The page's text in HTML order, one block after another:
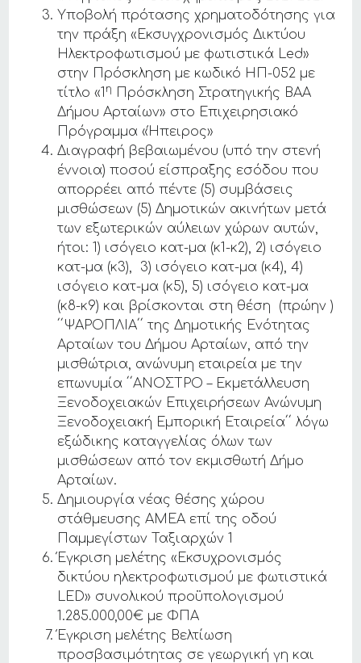
Υποβολή πρότασης χρηματοδότησης για
την πράξη «Εκσυγχρονισμός Δικτύου
Ηλεκτροφωτισμού με φωτιστικά Led»
στην Πρόσκληση με κωδικό ΗΠ-052 με
τίτλο «1 η Πρόσκληση Στρατηγικής ΒΑΑ
Δήμου Αρταίων» στο Επιχειρησιακό
Πρόγραμμα «Ήπειρος»
Διαγραφή βεβαιωμένου (υπό την στενή
έννοια) ποσού είσπραξης εσόδου που
απορρέει από πέντε (5) συμβάσεις
μισθώσεων (5) Δημοτικών ακινήτων μετά
των εξωτερικών αύλειων χώρων αυτών,
ήτοι: 1) ισόγειο κατ-μα (κ1-κ2), 2) ισόγειο
κατ-μα (κ3), 3) ισόγειο κατ-μα (κ4), 4)
ισόγειο κατ-μα (κ5), 5) ισόγειο κατ-μα
(κ8-κ9) και βρίσκονται στη θέση (πρώην )
΄΄ΨΑΡΟΠΛΙΑ΄΄ της Δημοτικής Ενότητας
Αρταίων του Δήμου Αρταίων, από την
μισθώτρια, ανώνυμη εταιρεία με την
επωνυμία ΄΄ΑΝΟΣΤΡΟ – Εκμετάλλευση
Ξενοδοχειακών Επιχειρήσεων Ανώνυμη
Ξενοδοχειακή Εμπορική Εταιρεία΄΄ λόγω
εξώδικης καταγγελίας όλων των
μισθώσεων από τον εκμισθωτή Δήμο
Αρταίων.
Δημιουργία νέας θέσης χώρου
στάθμευσης ΑΜΕΑ επί της οδού
Παμμεγίστων Ταξιαρχών 1
Έγκριση μελέτης «Εκσυχρονισμός
δικτύου ηλεκτροφωτισμού με φωτιστικά
LED» συνολικού προϋπολογισμού
1.285.000,00€ με ΦΠΑ
Έγκριση μελέτης Βελτίωση
προσβασιμότητας σε γεωργική γη και